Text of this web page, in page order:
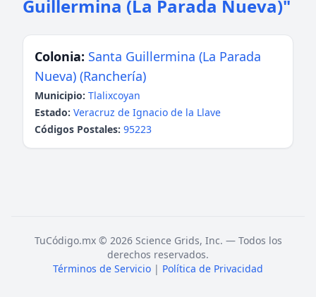
Guillermina (La Parada Nueva)"
Colonia: Santa Guillermina (La Parada
Nueva) (Ranchería)
Municipio: Tlalixcoyan
Estado: Veracruz de Ignacio de la Llave
Códigos Postales: 95223
TuCódigo.mx © 2026 Science Grids, Inc. — Todos los
derechos reservados.
Términos de Servicio | Política de Privacidad